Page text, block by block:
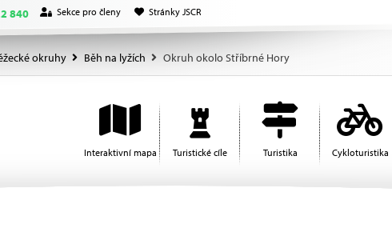
840 Sekce pro členy Stránky JSCR
okruhy Běh na lyžích Okruh okolo Stříbrné Hory
Interaktivní mapa Turistické cíle Turistika Cykloturistika